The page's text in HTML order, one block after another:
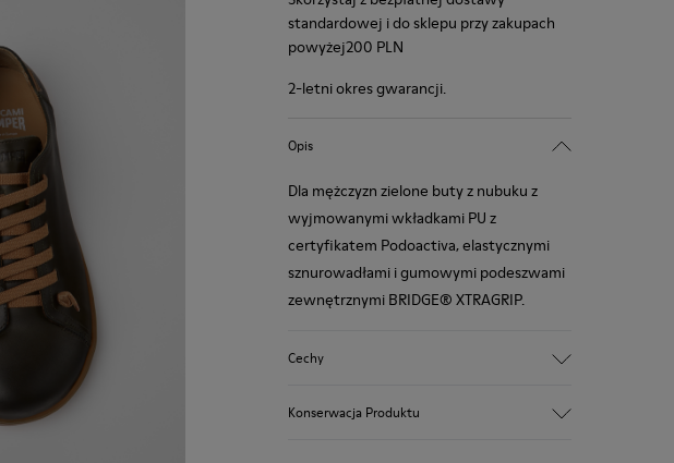
standardowej i do sklepu przy zakupach
powyżej200 PLN
2-letni okres gwarancji.
Opis
Dla mężczyzn zielone buty z nubuku z
wyjmowanymi wkładkami PU z
certyfikatem Podoactiva, elastycznymi
sznurowadłami i gumowymi podeszwami
zewnętrznymi BRIDGE® XTRAGRIP.
Cechy
100,0% Skóra cielęca
Konserwacja Produktu